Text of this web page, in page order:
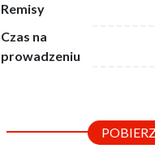
Remisy
Czas na
prowadzeniu